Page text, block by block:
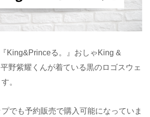
King&Princeる。』おしゃKing &
野紫耀くんが着ている黒のロゴスウェ
。
でも予約販売で購入可能になっていま